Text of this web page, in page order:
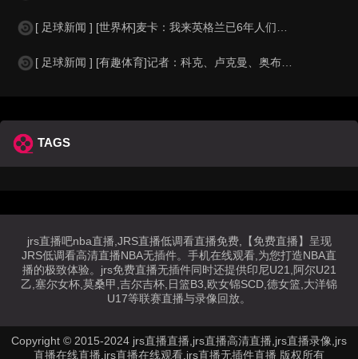
[ 足球新闻 ] [世界杯]麦卡：我来英格兰已6年人们对我很好，但和英格兰的比
[ 足球新闻 ] [有趣体育]记者：科克、卢克曼、奥布拉克参加马竞训练，卡尔多
TAGS
jrs直播吧nba直播,JRS直播低调看直播免费,【免费直播】呈现
JRS低调看高清直播NBA无插件。手机在线观看,为您打造NBA直
播的极致体验。jrs免费直播无插件同时还提供印尼U21,阿尔U21
乙,塞尔女杯,莫桑甲,吉尔吉杯,日篮B3,欧女锦SCD,德女篮,大洋锦
U17等联赛直播与录像回放。
Copyright © 2015-2024 jrs直播直播,jrs直播高清直播,jrs直播录像,jrs
直播在线直播,jrs直播在线观看,jrs直播无插件直播 版权所有